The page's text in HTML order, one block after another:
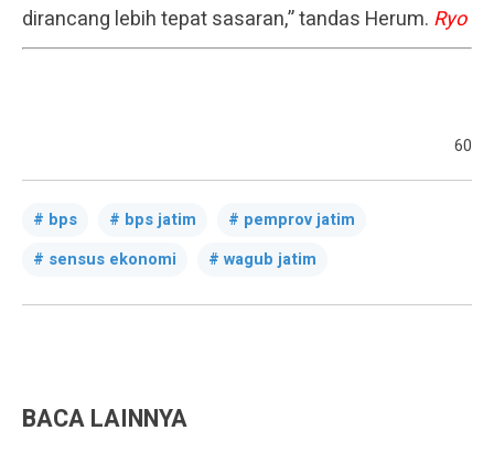
dirancang lebih tepat sasaran,” tandas Herum. Ryo
60
bps bps jatim
pemprov jatim
sensus ekonomi
wagub jatim
BACA LAINNYA